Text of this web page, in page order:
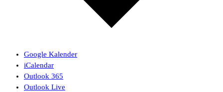
Google Kalender
iCalendar
Outlook 365
Outlook Live